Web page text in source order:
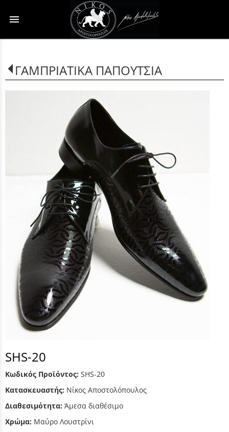
menu
ΓΑΜΠΡΙΑΤΙΚΑ ΠΑΠΟΥΤΣΙΑ
SHS-20
Κωδικός Προϊόντος: SHS-20
Κατασκευαστής: Νίκος Αποστολόπουλος
Διαθεσιμότητα: Άμεσα διαθέσιμο
Χρώμα: Μαύρο Λουστρίνι